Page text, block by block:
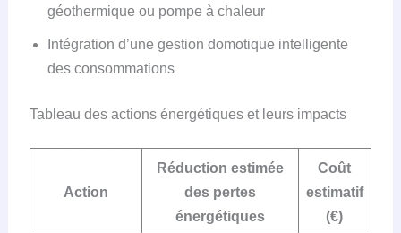
géothermique ou pompe à chaleur
Intégration d’une gestion domotique intelligente
des consommations
Tableau des actions énergétiques et leurs impacts
Action
Réduction estimée
des pertes
énergétiques
Coût
estimatif
(€)